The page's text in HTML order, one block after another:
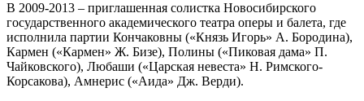
В 2009-2013 – приглашенная солистка Новосибирского
государственного академического театра оперы и балета, где
исполнила партии Кончаковны («Князь Игорь» А. Бородина),
Кармен («Кармен» Ж. Бизе), Полины («Пиковая дама» П.
Чайковского), Любаши («Царская невеста» Н. Римского-
Корсакова), Амнерис («Аида» Дж. Верди).